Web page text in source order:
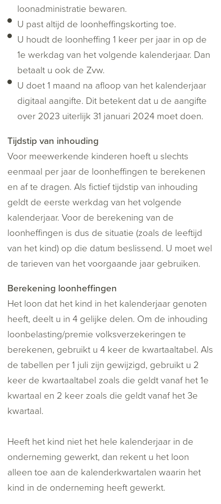
loonadministratie bewaren.
U past altijd de loonheffingskorting toe.
U houdt de loonheffing 1 keer per jaar in op de
1e werkdag van het volgende kalenderjaar. Dan
betaalt u ook de Zvw.
U doet 1 maand na afloop van het kalenderjaar
digitaal aangifte. Dit betekent dat u de aangifte
over 2023 uiterlijk 31 januari 2024 moet doen.
Tijdstip van inhouding
Voor meewerkende kinderen hoeft u slechts
eenmaal per jaar de loonheffingen te berekenen
en af te dragen. Als fictief tijdstip van inhouding
geldt de eerste werkdag van het volgende
kalenderjaar. Voor de berekening van de
loonheffingen is dus de situatie (zoals de leeftijd
van het kind) op die datum beslissend. U moet wel
de tarieven van het voorgaande jaar gebruiken.
Berekening loonheffingen
Het loon dat het kind in het kalenderjaar genoten
heeft, deelt u in 4 gelijke delen. Om de inhouding
loonbelasting/premie volksverzekeringen te
berekenen, gebruikt u 4 keer de kwartaaltabel. Als
de tabellen per 1 juli zijn gewijzigd, gebruikt u 2
keer de kwartaaltabel zoals die geldt vanaf het 1e
kwartaal en 2 keer zoals die geldt vanaf het 3e
kwartaal.
Heeft het kind niet het hele kalenderjaar in de
onderneming gewerkt, dan rekent u het loon
alleen toe aan de kalenderkwartalen waarin het
kind in de onderneming heeft gewerkt.